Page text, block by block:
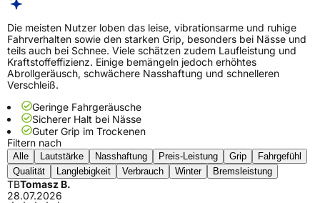
Die meisten Nutzer loben das leise, vibrationsarme und ruhige
Fahrverhalten sowie den starken Grip, besonders bei Nässe und
teils auch bei Schnee. Viele schätzen zudem Laufleistung und
Kraftstoffeffizienz. Einige bemängeln jedoch erhöhtes
Abrollgeräusch, schwächere Nasshaftung und schnelleren
Verschleiß.
Geringe Fahrgeräusche
Sicherer Halt bei Nässe
Guter Grip im Trockenen
Filtern nach
Alle Lautstärke Nasshaftung Preis-Leistung Grip
Fahrgefühl
Qualität
Langlebigkeit Verbrauch Winter Bremsleistung
TBTomasz B.
28.07.2026